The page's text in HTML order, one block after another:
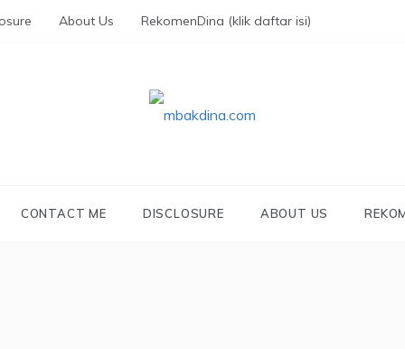
About Us RekomenDina (klik daftar isi)
CONTACT ME DISCLOSURE ABOUT US